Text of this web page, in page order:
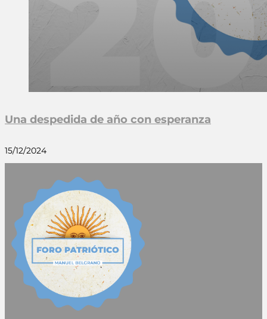
Una despedida de año con esperanza
15/12/2024